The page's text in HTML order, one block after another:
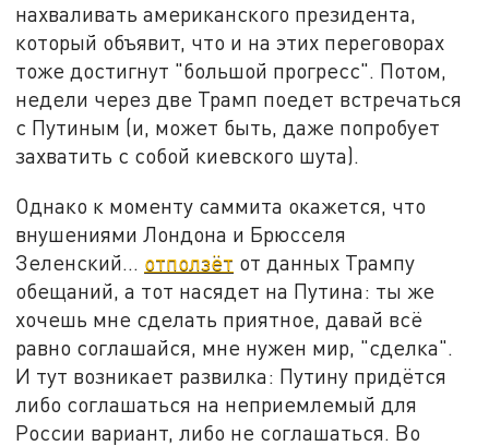
нахваливать американского президента,
который объявит, что и на этих переговорах
тоже достигнут "большой прогресс". Потом,
недели через две Трамп поедет встречаться
с Путиным (и, может быть, даже попробует
захватить с собой киевского шута).
Однако к моменту саммита окажется, что
внушениями Лондона и Брюсселя
Зеленский... отползёт от данных Трампу
обещаний, а тот насядет на Путина: ты же
хочешь мне сделать приятное, давай всё
равно соглашайся, мне нужен мир, "сделка".
И тут возникает развилка: Путину придётся
либо соглашаться на неприемлемый для
России вариант, либо не соглашаться. Во